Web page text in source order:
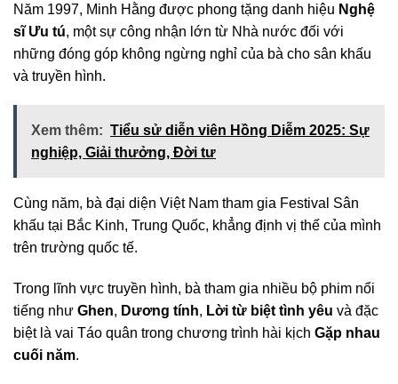
Năm 1997, Minh Hằng được phong tặng danh hiệu Nghệ
sĩ Ưu tú, một sự công nhận lớn từ Nhà nước đối với
những đóng góp không ngừng nghỉ của bà cho sân khấu
và truyền hình.
Xem thêm: Tiểu sử diễn viên Hồng Diễm 2025: Sự
nghiệp, Giải thưởng, Đời tư
Cùng năm, bà đại diện Việt Nam tham gia Festival Sân
khấu tại Bắc Kinh, Trung Quốc, khẳng định vị thế của mình
trên trường quốc tế.
Trong lĩnh vực truyền hình, bà tham gia nhiều bộ phim nổi
tiếng như Ghen, Dương tính, Lời từ biệt tình yêu và đặc
biệt là vai Táo quân trong chương trình hài kịch Gặp nhau
cuối năm.